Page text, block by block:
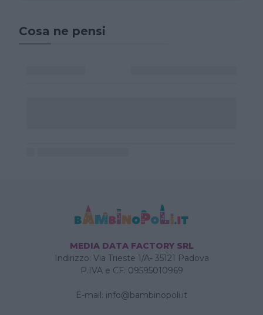
Cosa ne pensi
MEDIA DATA FACTORY SRL
Indirizzo: Via Trieste 1/A- 35121 Padova
P.IVA e CF: 09595010969
E-mail: info@bambinopoli.it